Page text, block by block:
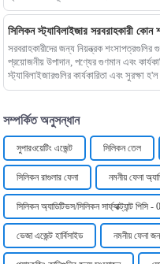
সিলিকন স্ট্যাবিলাইজার সরবরাহকারী কোন
সরবরাহকারীদের জন্য নিয়ন্ত্রক শংসাপত্রগুলির
প্রয়োজনীয় উপাদান, পণ্যের গুণমান এবং
স্ট্যাবিলাইজারগুলির কার্যকারিতা এবং সুরক্ষা হ'ল
সম্পর্কিত অনুসন্ধান
সুপারওয়েটিং এজেন্ট সিলিকন তেল
সিলিকন রাগুলার ফেনা নমনীয় ফেনা
সিলিকন অ্যাডিটিভস/সিলিকন সার্ফ্যাক্ট্যান্ট পিসি
ভেজা এজেন্ট হার্বিসাইড নমনীয় ফেনা